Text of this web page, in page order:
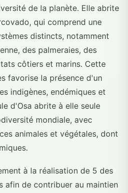
de la planète. Elle abrite
qui comprend une
distincts, notamment
des palmeraies, des
côtiers et marins. Cette
favorise la présence d'un
indigènes, endémiques et
d'Osa abrite à elle seule
mondiale, avec
animales et végétales, dont
à la réalisation de 5 des
afin de contribuer au maintien